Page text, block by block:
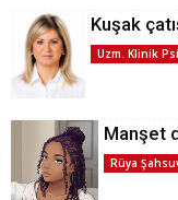
Kuşak
Uzm. Klinik
Manşet
Rüya